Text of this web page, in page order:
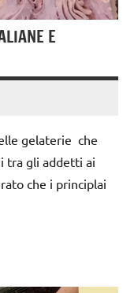
E
gelaterie che
tra gli addetti ai
che i principlai